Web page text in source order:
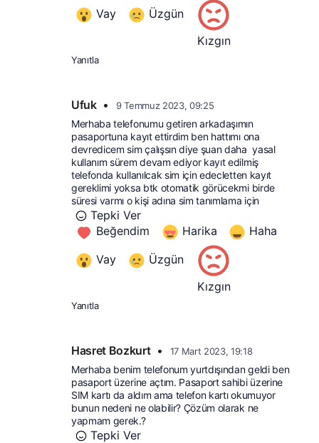
Vay
Üzgün
Kızgın
Yanıtla
Ufuk • 9 Temmuz 2023, 09:25
Merhaba telefonumu getiren arkadaşımın
pasaportuna kayıt ettirdim ben hattımı ona
devredicem sim çalışsın diye şuan daha  yasal
kullanım sürem devam ediyor kayıt edilmiş
telefonda kullanılcak sim için edecletten kayıt
gereklimi yoksa btk otomatik görücekmi birde
süresi varmı o kişi adına sim tanımlama için
Tepki Ver
Beğendim
Harika
Haha
Vay
Üzgün
Kızgın
Yanıtla
Hasret Bozkurt • 17 Mart 2023, 19:18
Merhaba benim telefonum yurtdışından geldi ben
pasaport üzerine açtım. Pasaport sahibi üzerine
SIM kartı da aldım ama telefon kartı okumuyor
bunun nedeni ne olabilir? Çözüm olarak ne
yapmam gerek.?
Tepki Ver